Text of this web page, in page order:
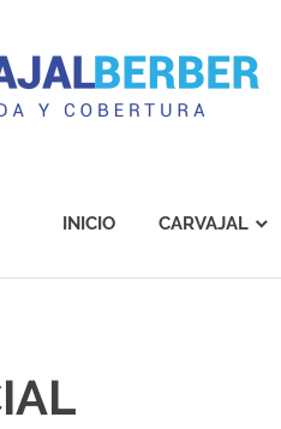
INICIO CARVAJAL